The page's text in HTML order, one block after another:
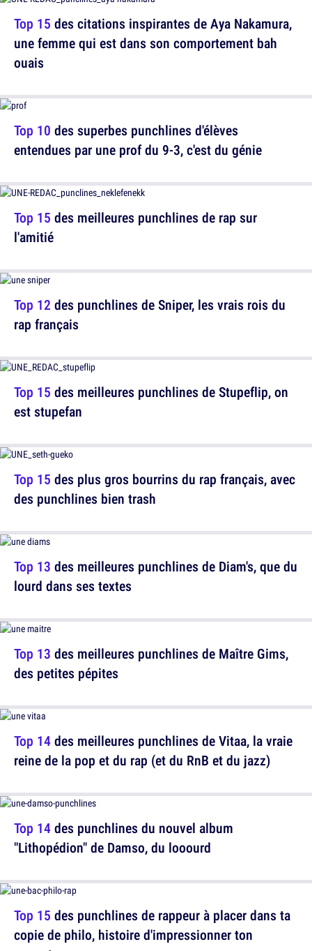
Top 15 des citations inspirantes de Aya Nakamura,
une femme qui est dans son comportement bah
ouais
Top 15 des meilleures punchlines de rap sur
l'amitié
Top 15 des meilleures punchlines de Stupeflip, on
est stupefan
Top 13 des meilleures punchlines de Diam's, que du
lourd dans ses textes
Top 14des meilleures punchlines de Vitaa, la vraie
reine de la pop et du rap (et du RnB et du jazz)
Top 15 des punchlines de rappeur à placer dans ta
copie de philo, histoire d'impressionner ton
Top 10 des superbes punchlines d'élèves
entendues par une prof du 9-3, c'est du génie
Top 12 des punchlines de Sniper, les vrais rois du
rap français
Top 15 des plus gros bourrins du rap français, avec
des punchlines bien trash
Top 13 des meilleures punchlines de Maître Gims,
des petites pépites
Top 14des punchlines du nouvel album
"Lithopédion" de Damso, du looourd